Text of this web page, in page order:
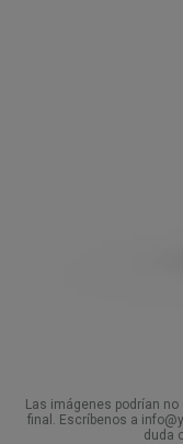
Las imágenes podrían
final. Escríbenos a
duda